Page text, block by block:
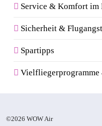
Service & Komfort im
Sicherheit & Flugangst
Spartipps
Vielfliegerprogramme
©2026 WOW Air